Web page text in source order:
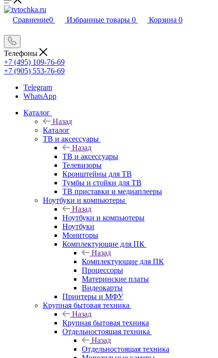
Сравнение0 Избранные товары 0 Корзина 0
Телефоны
+7 (495) 109-76-69
+7 (905) 553-76-69
Telegram
WhatsApp
Каталог
Назад
Каталог
ТВ и аксессуары
Назад
ТВ и аксессуары
Телевизоры
Кронштейны для ТВ
Тумбы и стойки для ТВ
ТВ приставки и медиаплееры
Ноутбуки и компьютеры
Назад
Ноутбуки и компьютеры
Ноутбуки
Мониторы
Комплектующие для ПК
Назад
Комплектующие для ПК
Процессоры
Материнские платы
Видеокарты
Принтеры и МФУ
Крупная бытовая техника
Назад
Крупная бытовая техника
Отдельностоящая техника
Назад
Отдельностоящая техника